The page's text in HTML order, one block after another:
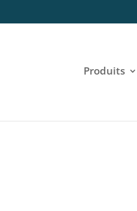
Produits